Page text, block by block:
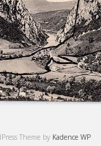
Theme by Kadence WP